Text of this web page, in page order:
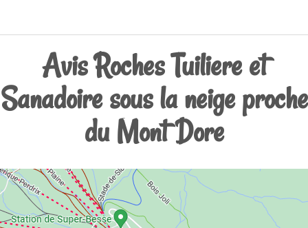
Avis Roches Tuiliere et
Sanadoire sous la neige proche
du Mont Dore